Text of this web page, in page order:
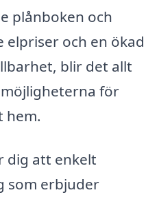
plånboken och
elpriser och en ökad
blir det allt
för
hem.
dig att enkelt
som erbjuder